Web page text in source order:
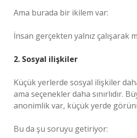
Ama burada bir ikilem var:
İnsan gerçekten yalnız çalışarak
2. Sosyal ilişkiler
Küçük yerlerde sosyal ilişkiler
ama seçenekler daha sınırlıdır.
anonimlik var, küçük yerde
Bu da şu soruyu getiriyor: